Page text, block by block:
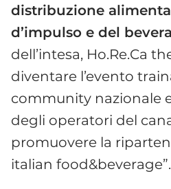
distribuzione
d’impulso e del
dell’intesa, Ho.Re.Ca
diventare l’evento
community nazionale
degli operatori del
promuovere la
italian food&beverage”.